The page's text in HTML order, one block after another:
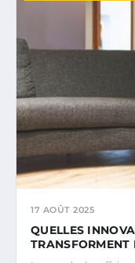
17 AOÛT 2025
QUELLES
TRANSFORMENT